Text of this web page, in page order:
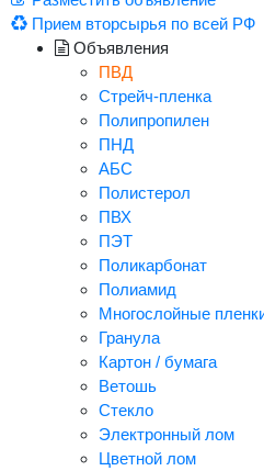
Прием вторсырья по всей РФ
Объявления
ПВД
Стрейч-пленка
Полипропилен
ПНД
АБС
Полистерол
ПВХ
ПЭТ
Поликарбонат
Полиамид
Многослойные
Гранула
Картон / бумага
Ветошь
Стекло
Электронный лом
Цветной лом